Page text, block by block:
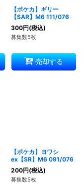
【ポケカ】ギリー
【SAR】M6 111/076
300円(税込)
募集数5枚
売却する
【ポケカ】ヨワシ
ex【SR】M6 091/076
200円(税込)
募集数5枚